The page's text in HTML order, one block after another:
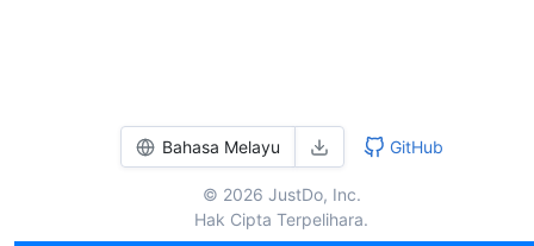
Bahasa Melayu GitHub
© 2026 JustDo, Inc.
Hak Cipta Terpelihara.